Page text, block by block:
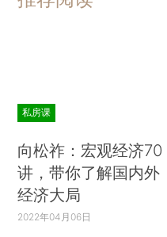
私房课
向松祚：宏观经济70
讲，带你了解国内外
经济大局
2022年04月06日